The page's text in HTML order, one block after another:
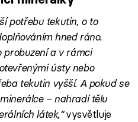
potřebu tekutin, o to
hned ráno.
probuzení a v rámci
ústy nebo
tekutin vyšší. A pokud se
– nahradí tělu
látek,“vysvětluje